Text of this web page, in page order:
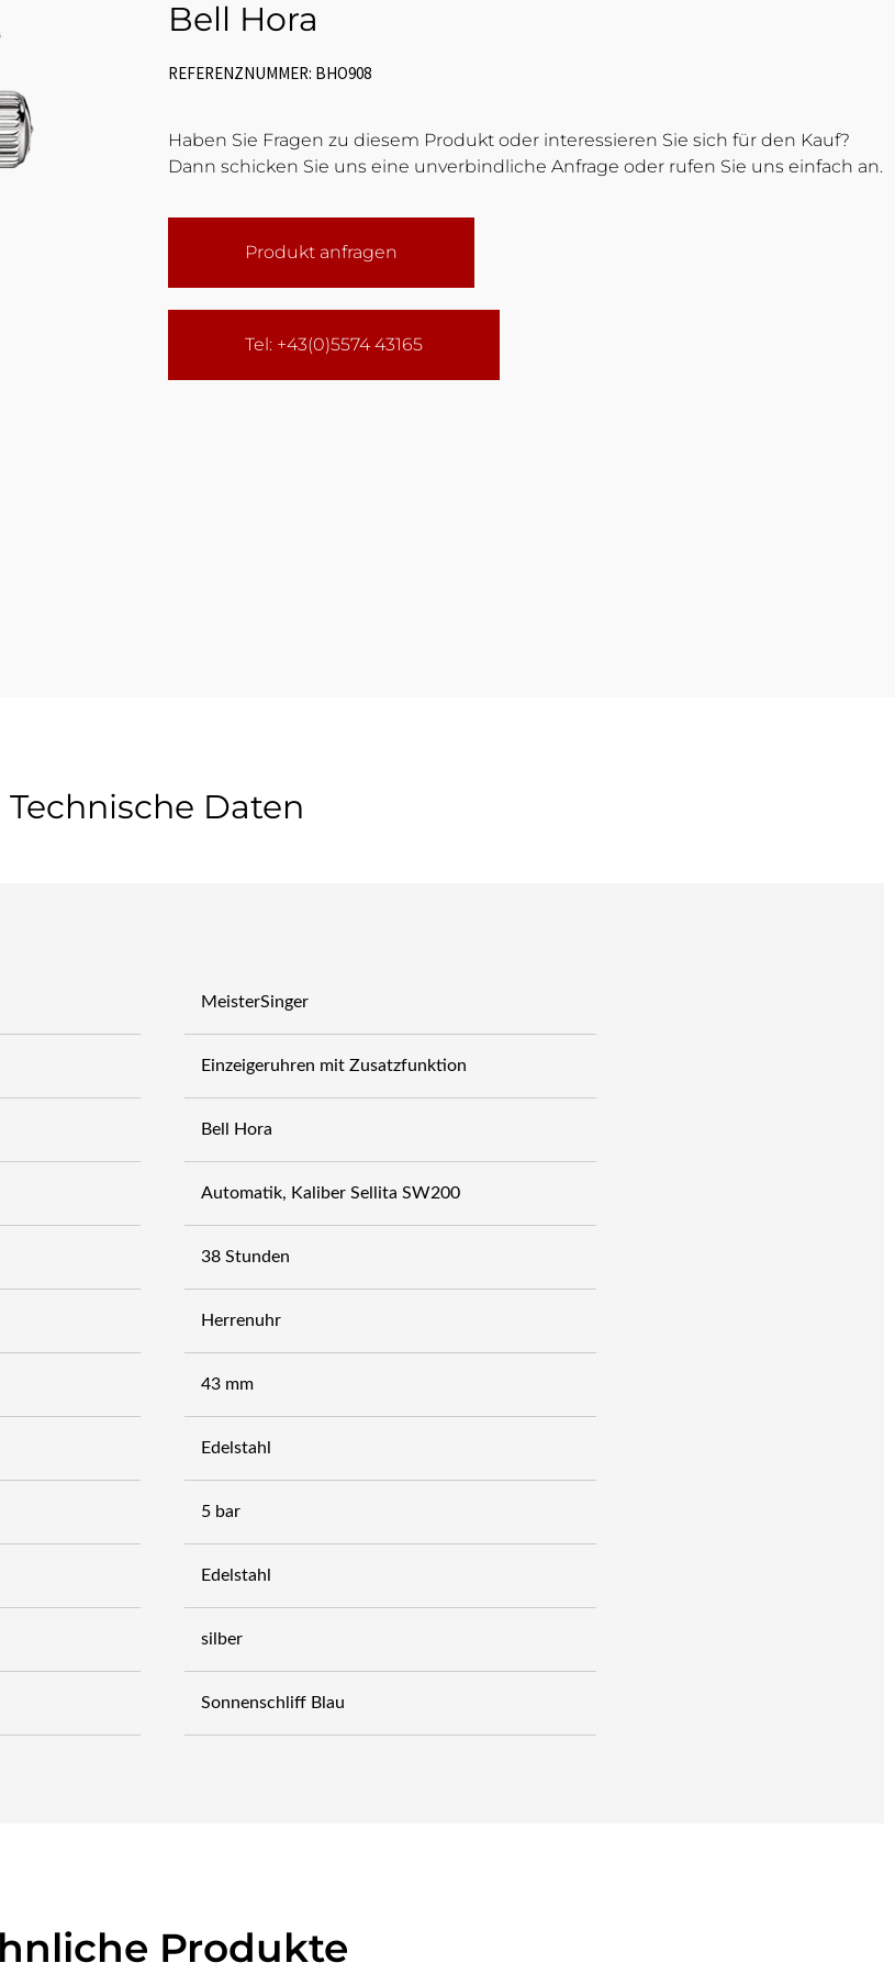
Bell Hora
REFERENZNUMMER: BHO908
Haben Sie Fragen zu diesem Produkt oder interessieren Sie sich für den Kauf?
Dann schicken Sie uns eine unverbindliche Anfrage oder rufen Sie uns einfach an.
Produkt anfragen
Tel: +43(0)5574 43165
Technische Daten
MeisterSinger
Einzeigeruhren mit Zusatzfunktion
Bell Hora
Automatik, Kaliber Sellita SW200
38 Stunden
Herrenuhr
43 mm
Edelstahl
5 bar
Edelstahl
silber
Sonnenschliff Blau
Produkte